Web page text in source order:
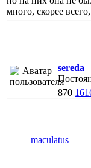
много, скорее
sereda
870
maculatus